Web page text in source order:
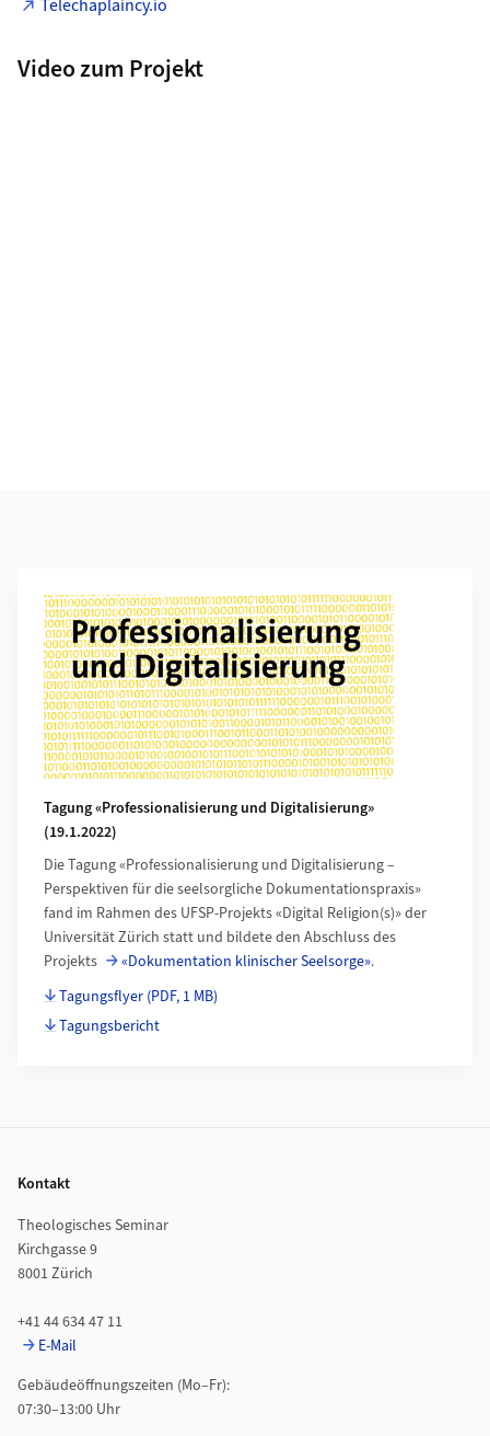
Telechaplaincy.io
Video zum Projekt
Tagung «Professionalisierung und Digitalisierung»
(19.1.2022)
Die Tagung «Professionalisierung und Digitalisierung –
Perspektiven für die seelsorgliche Dokumentationspraxis»
fand im Rahmen des UFSP-Projekts «Digital Religion(s)» der
Universität Zürich statt und bildete den Abschluss des
Projekts
«Dokumentation klinischer Seelsorge».
Tagungsflyer (PDF, 1 MB)
Tagungsbericht
Kontakt
Theologisches Seminar
Kirchgasse 9
8001 Zürich
+41 44 634 47 11
E-Mail
Gebäudeöffnungszeiten (Mo–Fr):
07:30–13:00 Uhr